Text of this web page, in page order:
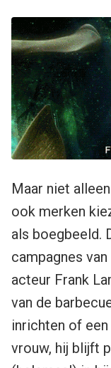
Maar niet
ook merken
als boegbeeld.
campagnes
acteur Frank
van de
inrichten of
vrouw, hij blijft